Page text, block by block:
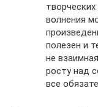
волнения
полезен и
не
росту над
все